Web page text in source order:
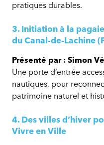
pratiques durables.
3. Initiation à la
du Canal‑de‑Lachine
Présenté par : Simon
Une porte d’entrée
nautiques, pour
patrimoine naturel et
4. Des villes d’hiver
Vivre en Ville